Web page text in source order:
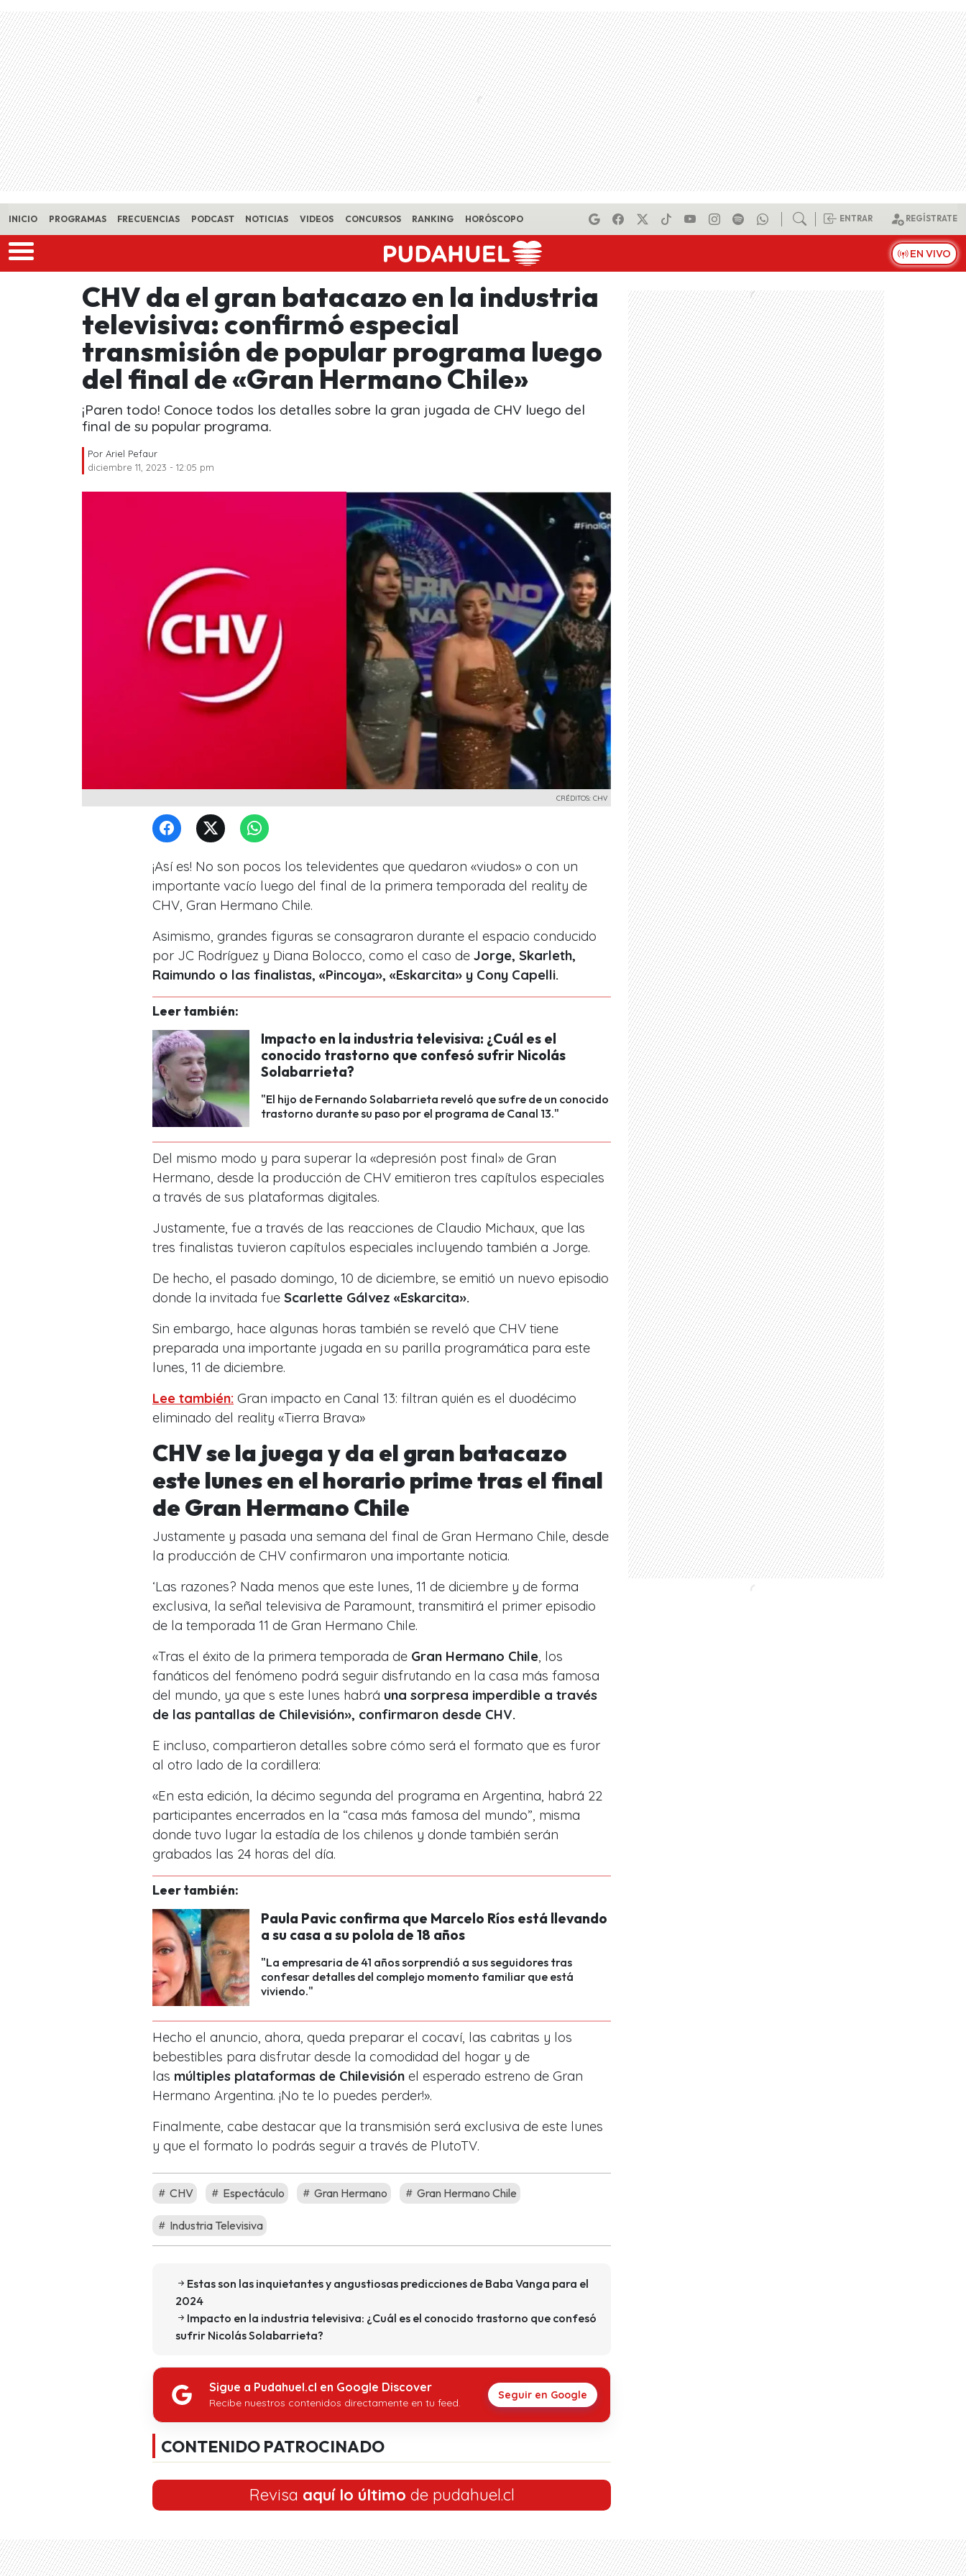
Skip to main content
INICIO PROGRAMAS FRECUENCIAS PODCAST NOTICIAS VIDEOS CONCURSOS RANKING HORÓSCOPO ENTRAR REGÍSTRATE
EN VIVO
CHV da el gran batacazo en la industria
televisiva: confirmó especial
transmisión de popular programa luego
del final de «Gran Hermano Chile»
¡Paren todo! Conoce todos los detalles sobre la gran jugada de CHV luego del
final de su popular programa.
Por Ariel Pefaur
diciembre 11, 2023 - 12:05 pm
CRÉDITOS: CHV
¡Así es! No son pocos los televidentes que quedaron «viudos» o con un
importante vacío luego del final de la primera temporada del reality de
CHV, Gran Hermano Chile.
Asimismo, grandes figuras se consagraron durante el espacio conducido
por JC Rodríguez y Diana Bolocco, como el caso de Jorge, Skarleth,
Raimundo o las finalistas, «Pincoya», «Eskarcita» y Cony Capelli.
Leer también:
Impacto en la industria televisiva: ¿Cuál es el
conocido trastorno que confesó sufrir Nicolás
Solabarrieta?
"El hijo de Fernando Solabarrieta reveló que sufre de un conocido
trastorno durante su paso por el programa de Canal 13."
Del mismo modo y para superar la «depresión post final» de Gran
Hermano, desde la producción de CHV emitieron tres capítulos especiales
a través de sus plataformas digitales.
Justamente, fue a través de las reacciones de Claudio Michaux, que las
tres finalistas tuvieron capítulos especiales incluyendo también a Jorge.
De hecho, el pasado domingo, 10 de diciembre, se emitió un nuevo episodio
donde la invitada fue Scarlette Gálvez «Eskarcita».
Sin embargo, hace algunas horas también se reveló que CHV tiene
preparada una importante jugada en su parilla programática para este
lunes, 11 de diciembre.
Lee también: Gran impacto en Canal 13: filtran quién es el duodécimo
eliminado del reality «Tierra Brava»
CHV se la juega y da el gran batacazo
este lunes en el horario prime tras el final
de Gran Hermano Chile
Justamente y pasada una semana del final de Gran Hermano Chile, desde
la producción de CHV confirmaron una importante noticia.
‘Las razones? Nada menos que este lunes, 11 de diciembre y de forma
exclusiva, la señal televisiva de Paramount, transmitirá el primer episodio
de la temporada 11 de Gran Hermano Chile.
«Tras el éxito de la primera temporada de Gran Hermano Chile , los
fanáticos del fenómeno podrá seguir disfrutando en la casa más famosa
del mundo, ya que s este lunes habrá una sorpresa imperdible a través
de las pantallas de Chilevisión», confirmaron desde CHV.
E incluso, compartieron detalles sobre cómo será el formato que es furor
al otro lado de la cordillera:
«En esta edición, la décimo segunda del programa en Argentina, habrá 22
participantes encerrados en la “casa más famosa del mundo”, misma
donde tuvo lugar la estadía de los chilenos y donde también serán
grabados las 24 horas del día.
Leer también:
Paula Pavic confirma que Marcelo Ríos está llevando
a su casa a su polola de 18 años
"La empresaria de 41 años sorprendió a sus seguidores tras
confesar detalles del complejo momento familiar que está
viviendo."
Hecho el anuncio, ahora, queda preparar el cocaví, las cabritas y los
bebestibles para disfrutar desde la comodidad del hogar y de
las múltiples plataformas de Chilevisión el esperado estreno de Gran
Hermano Argentina. ¡No te lo puedes perder!».
Finalmente, cabe destacar que la transmisión será exclusiva de este lunes
y que el formato lo podrás seguir a través de PlutoTV.
CHV Espectáculo Gran Hermano Gran Hermano Chile
Industria Televisiva
Estas son las inquietantes y angustiosas predicciones de Baba Vanga para el
2024
Impacto en la industria televisiva: ¿Cuál es el conocido trastorno que confesó
sufrir Nicolás Solabarrieta?
Sigue a Pudahuel.cl en Google Discover
Recibe nuestros contenidos directamente en tu feed.
Seguir en Google
CONTENIDO PATROCINADO
Revisa aquí lo último de pudahuel.cl